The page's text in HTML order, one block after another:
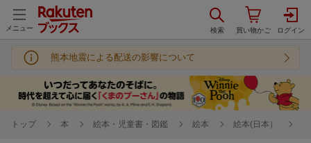
メニュー
熊本地震による配送の影響について
トップ 本 絵本・児童書・図鑑 絵本 絵本(日本）